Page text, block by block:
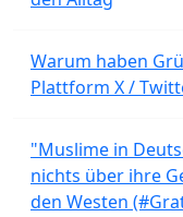
Warum haben
Plattform X /
"Muslime in
nichts über ihre
den Westen